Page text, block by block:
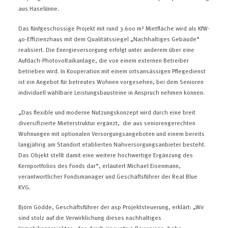
aus Haselünne.
Das fünfgeschossige Projekt mit rund 3.600 m² Mietfläche wird als KfW-
40-Effizienzhaus mit dem Qualitätssiegel „Nachhaltiges Gebäude“
realisiert. Die Energieversorgung erfolgt unter anderem über eine
Aufdach-Photovoltaikanlage, die von einem externen Betreiber
betrieben wird. In Kooperation mit einem ortsansässigen Pflegedienst
ist ein Angebot für betreutes Wohnen vorgesehen, bei dem Senioren
individuell wählbare Leistungsbausteine in Anspruch nehmen können.
„Das flexible und moderne Nutzungskonzept wird durch eine breit
diversifizierte Mieterstruktur ergänzt, die aus seniorengerechten
Wohnungen mit optionalen Versorgungsangeboten und einem bereits
langjährig am Standort etablierten Nahversorgungsanbieter besteht.
Das Objekt stellt damit eine weitere hochwertige Ergänzung des
Kernportfolios des Fonds dar“, erläutert Michael Eisenmann,
verantwortlicher Fondsmanager und Geschäftsführer der Real Blue
KVG.
Björn Gödde, Geschäftsführer der asp Projektsteuerung, erklärt: „Wir
sind stolz auf die Verwirklichung dieses nachhaltiges